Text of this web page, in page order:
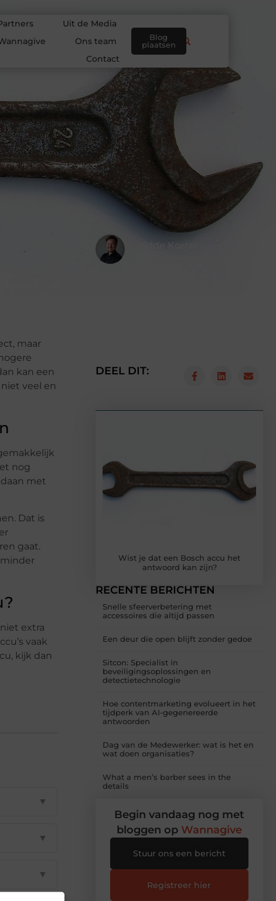
Uit de Media
Ons team
Contact
Blog
plaatsen
maar
kan een
veel en
nog
met
Dat is
gaat.
extra
vaak
kijk dan
▼
▼
▼
DEEL DIT:
Wist je dat een Bosch accu het
antwoord kan zijn?
RECENTE BERICHTEN
Snelle sfeerverbetering met
accessoires die altijd passen
Een deur die open blijft zonder gedoe
Sitcon: Specialist in
beveiligingsoplossingen en
detectietechnologie
Hoe contentmarketing evolueert in het
tijdperk van AI-gegenereerde
antwoorden
Dag van de Medewerker: wat is het en
wat doen organisaties?
What a men’s barber sees in the
details
Begin vandaag nog met
bloggen op Wannagive
Stuur ons een bericht
Registreer hier